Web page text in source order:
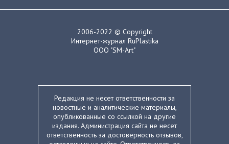
2006-2022 © Copyright
Интернет-журнал RuPlastika
ООО "SM-Art"
Редакция не несет ответственности за
новостные и аналитические материалы,
опубликованные со ссылкой на другие
издания. Администрация сайта не несет
ответственность за достоверность отзывов,